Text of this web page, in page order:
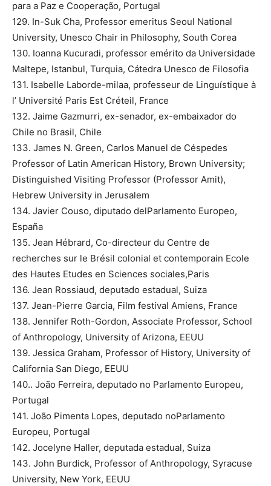
para a Paz e Cooperação, Portugal
129. In-Suk Cha, Professor emeritus Seoul National
University, Unesco Chair in Philosophy, South Corea
130. Ioanna Kucuradi, professor emérito da Universidade
Maltepe, Istanbul, Turquia, Cátedra Unesco de Filosofia
131. Isabelle Laborde-milaa, professeur de Linguístique à
l’ Université Paris Est Créteil, France
132. Jaime Gazmurri, ex-senador, ex-embaixador do
Chile no Brasil, Chile
133. James N. Green, Carlos Manuel de Céspedes
Professor of Latin American History, Brown University;
Distinguished Visiting Professor (Professor Amit),
Hebrew University in Jerusalem
134. Javier Couso, diputado delParlamento Europeo,
España
135. Jean Hébrard, Co-directeur du Centre de
recherches sur le Brésil colonial et contemporain Ecole
des Hautes Etudes en Sciences sociales,Paris
136. Jean Rossiaud, deputado estadual, Suiza
137. Jean-Pierre Garcia, Film festival Amiens, France
138. Jennifer Roth-Gordon, Associate Professor, School
of Anthropology, University of Arizona, EEUU
139. Jessica Graham, Professor of History, University of
California San Diego, EEUU
140.. João Ferreira, deputado no Parlamento Europeu,
Portugal
141. João Pimenta Lopes, deputado noParlamento
Europeu, Portugal
142. Jocelyne Haller, deputada estadual, Suiza
143. John Burdick, Professor of Anthropology, Syracuse
University, New York, EEUU